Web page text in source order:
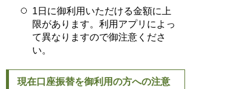
1日に御利用いただける金額に上
限があります。利用アプリによっ
て異なりますので御注意くださ
い。
現在口座振替を御利用の方への注意